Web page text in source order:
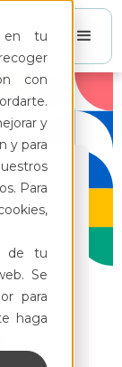
en tu
con
y
y para
Para
de tu
Se
para
haga